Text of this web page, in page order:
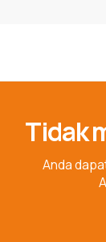
Tidak
Anda